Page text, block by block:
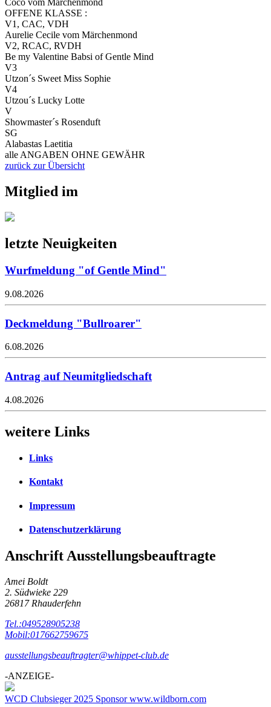
OFFENE KLASSE :
V1, CAC, VDH
Aurelie Cecile vom Märchenmond
V2, RCAC, RVDH
Be my Valentine Babsi of Gentle Mind
V3
Utzon´s Sweet Miss Sophie
V4
Utzou´s Lucky Lotte
V
Showmaster´s Rosenduft
SG
Alabastas Laetitia
alle ANGABEN OHNE GEWÄHR
zurück zur Übersicht
Mitglied im
letzte Neuigkeiten
Wurfmeldung "of Gentle Mind"
9.08.2026
Deckmeldung "Bullroarer"
6.08.2026
Antrag auf Neumitgliedschaft
4.08.2026
weitere Links
Links
Kontakt
Impressum
Datenschutzerklärung
Anschrift Ausstellungsbeauftragte
Amei Boldt
2. Südwieke 229
26817 Rhauderfehn
Tel.:049528905238
Mobil:017662759675
ausstellungsbeauftragter@whippet-club.de
-ANZEIGE-
WCD Clubsieger 2025 Sponsor www.wildborn.com